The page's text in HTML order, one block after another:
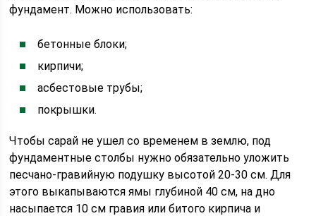
фундамент. Можно использовать:
бетонные блоки;
кирпичи;
асбестовые трубы;
покрышки.
Чтобы сарай не ушел со временем в землю, под
фундаментные столбы нужно обязательно уложить
песчано-гравийную подушку высотой 20-30 см. Для
этого выкапываются ямы глубиной 40 см, на дно
насыпается 10 см гравия или битого кирпича и